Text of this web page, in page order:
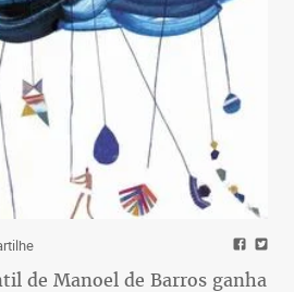
de Manoel de Barros ganha